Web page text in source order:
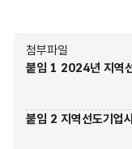
첨부파일
붙임 1 2024년 지역
붙임 2 지역선도기업